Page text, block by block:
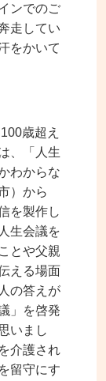
ンでのご
走してい
をかいて
歳超え
、「人生
わからな
）から
を製作し
生会議を
とや父親
える場面
の答えが
」を啓発
いまし
介護され
留守にす